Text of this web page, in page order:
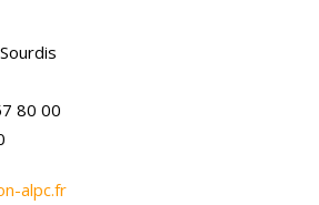
80 00
alpc.fr